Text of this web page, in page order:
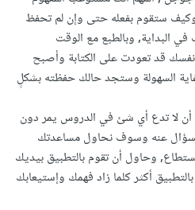
ستقوم بفعله حتى وإن لم تحفظ
البداية, وبالطبع مع الوقت
قد تعودت على الكتابة وأصبح
السهولة وستجد حالك حفظته بشكلٍ
أن لا تدع أي شئ في الدروس يمر دون
عنه وسوف نحاول مساعدتك
وحاول أن تقوم بالتطبيق بيديك
أكثر كلما زاد فهمك وإستيعابك